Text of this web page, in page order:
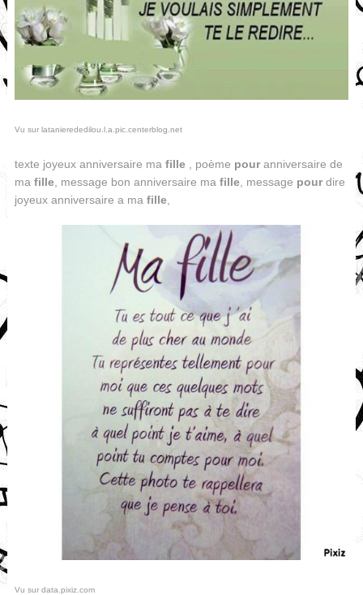
Vu sur latanierededilou.l.a.pic.centerblog.net
texte joyeux anniversaire ma fille, poème pouranniversaire de
ma fille, message bon anniversaire ma fille, message pourdire
joyeux anniversaire a ma fille,
Vu sur data.pixiz.com